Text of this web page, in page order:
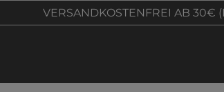
VERSANDKOSTENFREI AB 30€